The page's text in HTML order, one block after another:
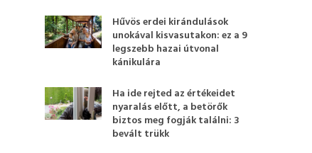
Hűvös erdei kirándulások
unokával kisvasutakon: ez a 9
legszebb hazai útvonal
kánikulára
Ha ide rejted az értékeidet
nyaralás előtt, a betörők
biztos meg fogják találni: 3
bevált trükk